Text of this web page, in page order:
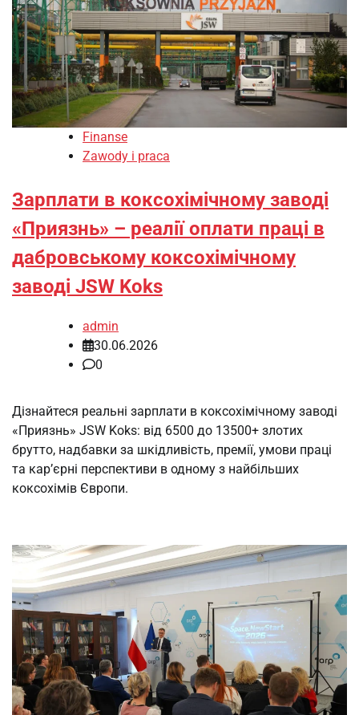
Finanse
Zawody i praca
Зарплати в коксохімічному заводі
«Приязнь» – реалії оплати праці в
дабровському коксохімічному
заводі JSW Koks
admin
30.06.2026
0
Дізнайтеся реальні зарплати в коксохімічному заводі
«Приязнь» JSW Koks: від 6500 до 13500+ злотих
брутто, надбавки за шкідливість, премії, умови праці
та кар’єрні перспективи в одному з найбільших
коксохімів Європи.